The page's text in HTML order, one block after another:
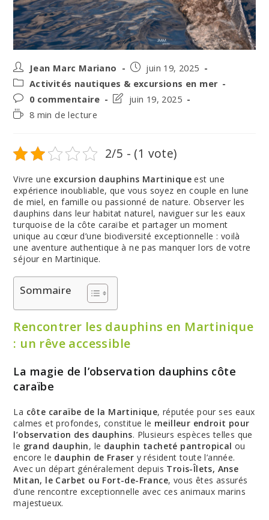
Auteur/autrice
de
la
publication :
Jean Marc Mariano
Post
published:
juin 19, 2025
Post
category:
Activités nautiques & excursions en mer
Post
comments:
0 commentaire
Postjuin 19, 2025
Temps8 min de lecture
2/5 - (1 vote)
Vivre une excursion dauphins Martinique est une
expérience inoubliable, que vous soyez en couple en lune
de miel, en famille ou passionné de nature. Observer les
dauphins dans leur habitat naturel, naviguer sur les eaux
turquoise de la côte caraïbe et partager un moment
unique au cœur d’une biodiversité exceptionnelle : voilà
une aventure authentique à ne pas manquer lors de votre
séjour en Martinique.
Sommaire
Rencontrer les dauphins en Martinique
: un rêve accessible
La magie de l’observation dauphins côte
caraïbe
La côte caraïbe de la Martinique, réputée pour ses eaux
calmes et profondes, constitue le meilleur endroit pour
l’observation des dauphins. Plusieurs espèces telles que
le grand dauphin, le dauphin tacheté pantropical ou
encore le dauphin de Fraser y résident toute l’année.
Avec un départ généralement depuis Trois-Îlets, Anse
Mitan, le Carbet ou Fort-de-France, vous êtes assurés
d’une rencontre exceptionnelle avec ces animaux marins
majestueux.